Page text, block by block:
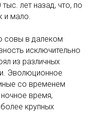
лет назад, что, по
и мало.
совы в далеком
исключительно
из различных
Эволюционное
со временем
время,
крупных